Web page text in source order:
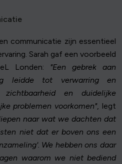
communicatie zijn essentieel
Sarah gaf een voorbeeld
Londen:
"Een gebrek aan
leidde tot verwarring en
en duidelijke
problemen voorkomen", legt
naar wat we dachten dat
niet dat er boven ons een
We hebben ons daar
waarom we niet bediend